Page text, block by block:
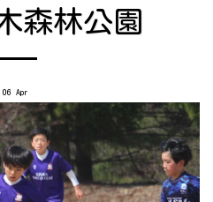
森林公園
06 Apr